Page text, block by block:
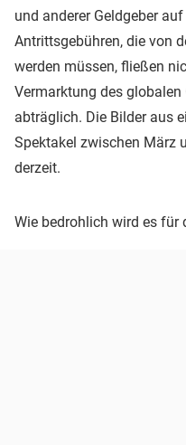
und anderer Geldgeber
Antrittsgebühren, die von
werden müssen, fließen
Vermarktung des
abträglich. Die Bilder aus
Spektakel zwischen März
derzeit.
Wie bedrohlich wird es für